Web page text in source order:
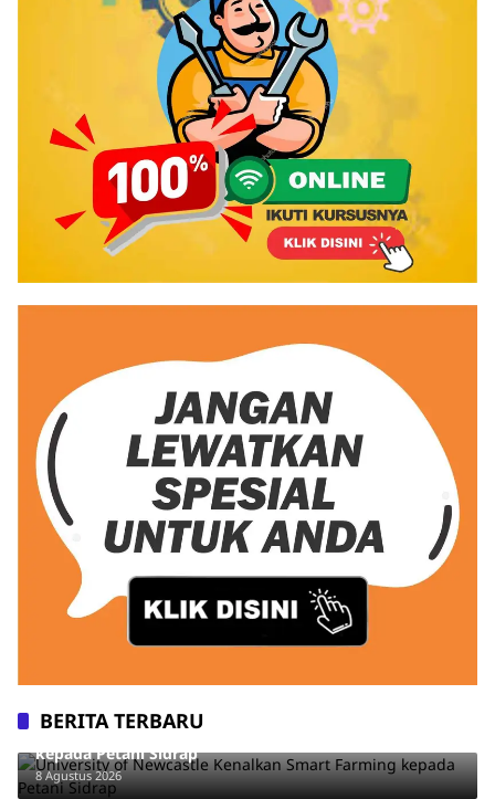
BERITA TERBARU
University of Newcastle Kenalkan Smart Farming
kepada Petani Sidrap
8 Agustus 2026